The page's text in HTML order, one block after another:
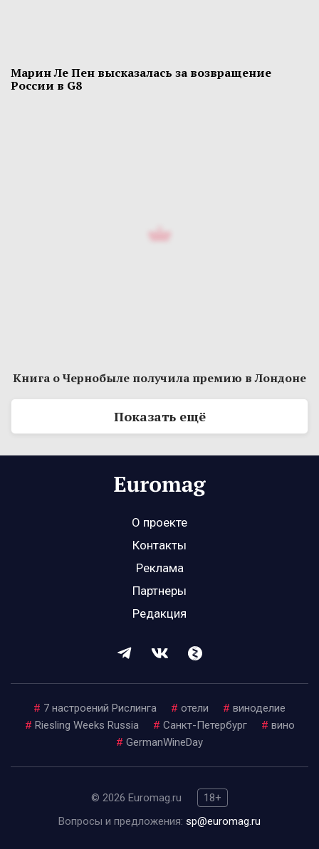
Марин Ле Пен высказалась за возвращение
России в G8
Книга о Чернобыле получила премию в Лондоне
Показать ещё
О проекте
Контакты
Реклама
Партнеры
Редакция
# 7 настроений Рислинга # отели # виноделие
# Riesling Weeks Russia # Санкт-Петербург # вино
# GermanWineDay
© 2026 Euromag.ru
18+
Вопросы и предложения: sp@euromag.ru